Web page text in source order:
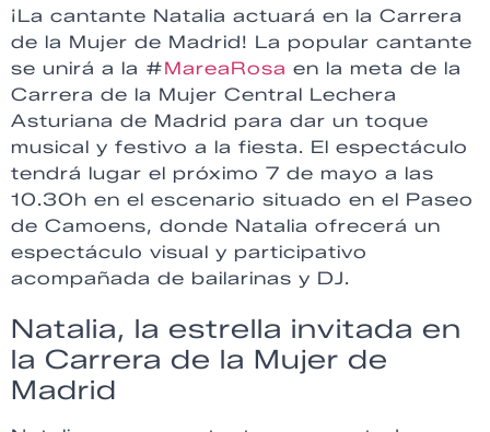
¡La cantante Natalia actuará en la Carrera
de la Mujer de Madrid! La popular cantante
se unirá a la #MareaRosa en la meta de la
Carrera de la Mujer Central Lechera
Asturiana de Madrid para dar un toque
musical y festivo a la fiesta. El espectáculo
tendrá lugar el próximo 7 de mayo a las
10.30h en el escenario situado en el Paseo
de Camoens, donde Natalia ofrecerá un
espectáculo visual y participativo
acompañada de bailarinas y DJ.
Natalia, la estrella invitada en
la Carrera de la Mujer de
Madrid